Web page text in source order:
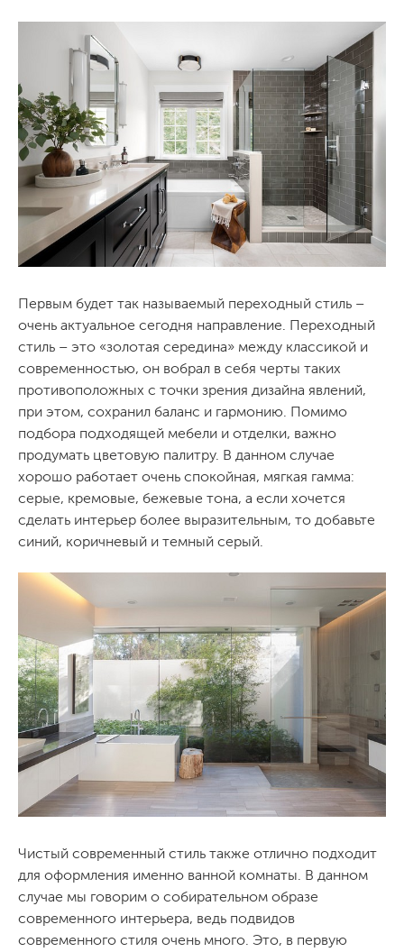
Первым будет так называемый переходный стиль –
очень актуальное сегодня направление. Переходный
стиль – это «золотая середина» между классикой и
современностью, он вобрал в себя черты таких
противоположных с точки зрения дизайна явлений,
при этом, сохранил баланс и гармонию. Помимо
подбора подходящей мебели и отделки, важно
продумать цветовую палитру. В данном случае
хорошо работает очень спокойная, мягкая гамма:
серые, кремовые, бежевые тона, а если хочется
сделать интерьер более выразительным, то добавьте
синий, коричневый и темный серый.
Чистый современный стиль также отлично подходит
для оформления именно ванной комнаты. В данном
случае мы говорим о собирательном образе
современного интерьера, ведь подвидов
современного стиля очень много. Это, в первую